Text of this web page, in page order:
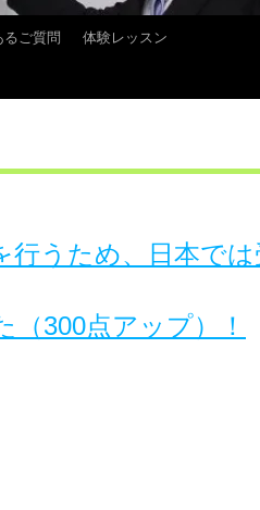
るご質問
体験レッスン
行うため、日本では
300点アップ）！